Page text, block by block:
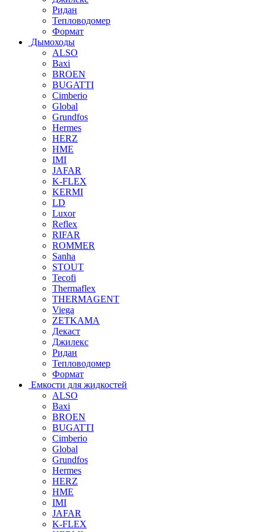
Ридан
Тепловодомер
Формат
Дымоходы
ALSO
Baxi
BROEN
BUGATTI
Cimberio
Global
Grundfos
Hermes
HERZ
HME
IMI
JAFAR
K-FLEX
KERMI
LD
Luxor
Reflex
RIFAR
ROMMER
Sanha
STOUT
Tecofi
Thermaflex
THERMAGENT
Viega
ZETKAMA
Декаст
Джилекс
Ридан
Тепловодомер
Формат
Емкости для жидкостей
ALSO
Baxi
BROEN
BUGATTI
Cimberio
Global
Grundfos
Hermes
HERZ
HME
IMI
JAFAR
K-FLEX